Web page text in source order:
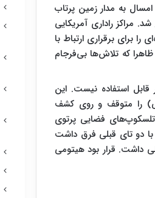
تلسکوپ فضایی پرتوی ایکس جهان بود که۱۷ فوریه‌ی امسال به مدار زمین پرتاب
تلسکوپ قطع شد. مراکز راداری آمریکایی
برای برقراری ارتباط با
آن را می‌کشیدند. ولی ظاهرا که تلاش‌ها بی‌فرجام
استفاده نیست. این
را متوقف و روی کشف
تلسکوپ‌های فضایی پرتوی
ولی هیتومی با دو تای قبلی فرق داشت
همه‌ی طیف‌نگارهای قبلی داشت. قرار بود هیتومی